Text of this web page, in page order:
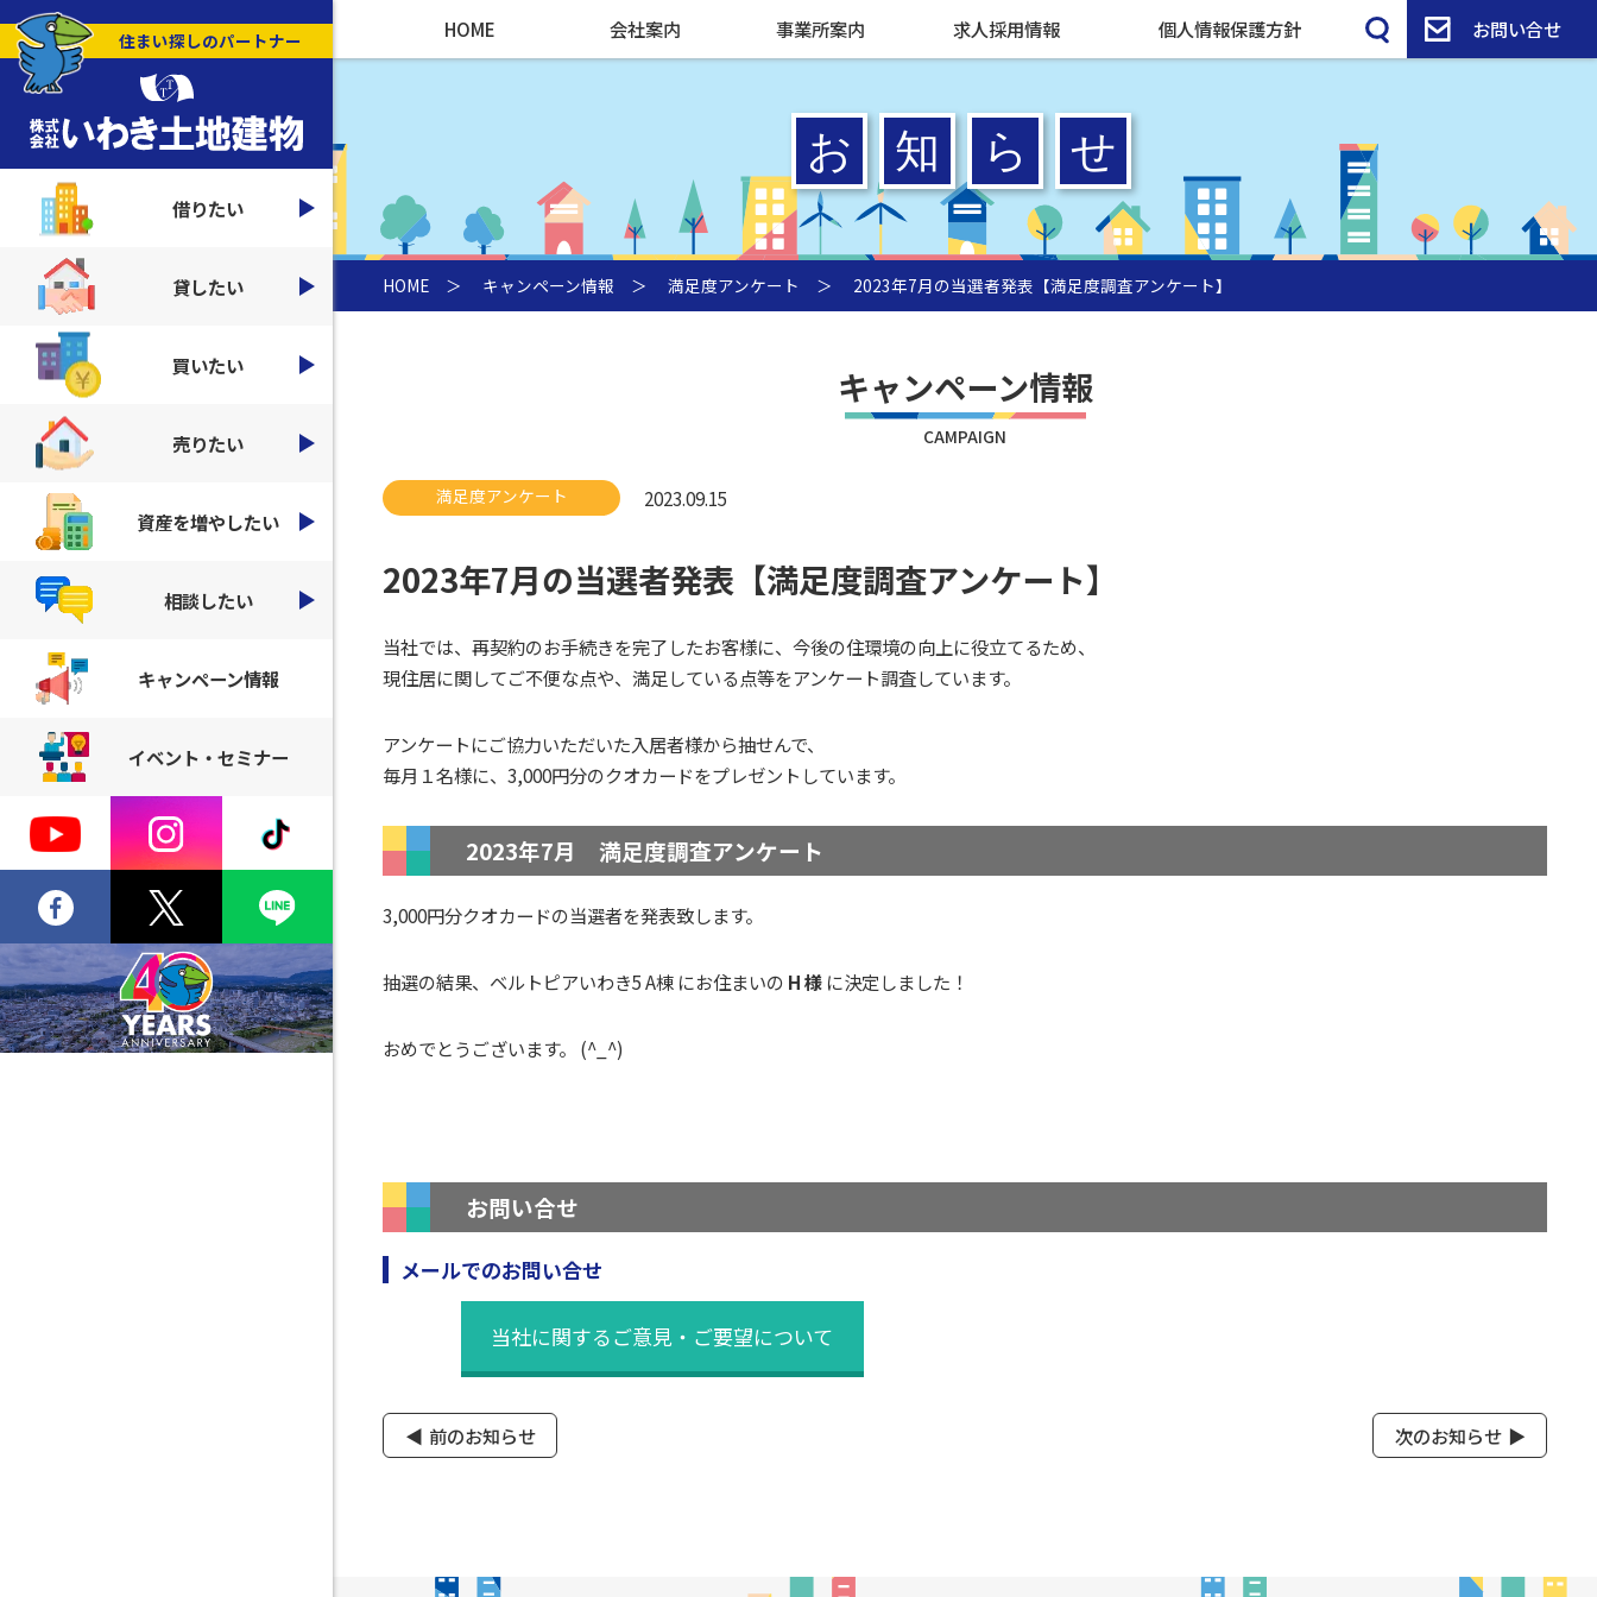
HOME 会社案内 事業所案内 求人採用情報 個人情報保護方針 お問い合せ
住まい探しのパートナー
借りたい
貸したい
買いたい
売りたい
資産を増やしたい
相談したい
キャンペーン情報
イベント・セミナー
HOME ＞ キャンペーン情報 ＞ 満足度アンケート ＞ 2023年7月の当選者発表【満足度調査アンケート】
キャンペーン情報
CAMPAIGN
満足度アンケート 2023.09.15
2023年7月の当選者発表【満足度調査アンケート】
当社では、再契約のお手続きを完了したお客様に、今後の住環境の向上に役立てるため、
現住居に関してご不便な点や、満足している点等をアンケート調査しています。
アンケートにご協力いただいた入居者様から抽せんで、
毎月１名様に、3,000円分のクオカードをプレゼントしています。
2023年7月 満足度調査アンケート
3,000円分クオカードの当選者を発表致します。
抽選の結果、 ベルトピアいわき5 A棟 にお住まいの H 様 に決定しました！
おめでとうございます。 (^_^)
お問い合せ
メールでのお問い合せ
当社に関するご意見・ご要望について
前のお知らせ 次のお知らせ